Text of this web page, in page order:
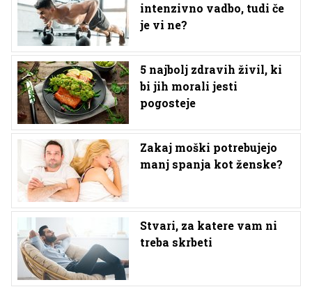
intenzivno vadbo, tudi če
je vi ne?
5 najbolj zdravih živil, ki
bi jih morali jesti
pogosteje
Zakaj moški potrebujejo
manj spanja kot ženske?
Stvari, za katere vam ni
treba skrbeti